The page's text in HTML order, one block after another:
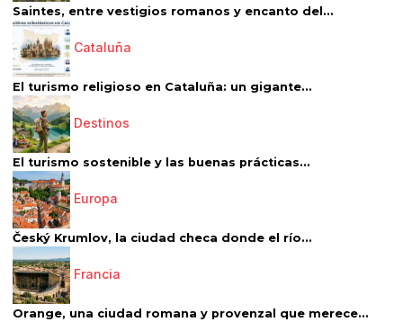
Saintes, entre vestigios romanos y encanto del...
Cataluña
El turismo religioso en Cataluña: un gigante...
Destinos
El turismo sostenible y las buenas prácticas...
Europa
Český Krumlov, la ciudad checa donde el río...
Francia
Orange, una ciudad romana y provenzal que merece...